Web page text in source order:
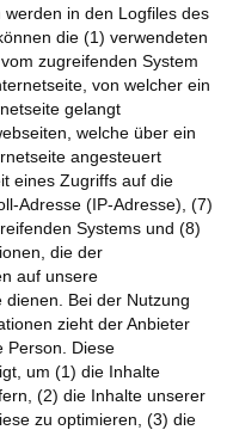
in den Logfiles des
die (1) verwendeten
zugreifenden System
von welcher ein
gelangt
welche über ein
angesteuert
eines Zugriffs auf die
Adresse (IP-Adresse), (7)
Systems und (8)
die der
auf unsere
Bei der Nutzung
zieht der Anbieter
Person. Diese
um (1) die Inhalte
(2) die Inhalte unserer
zu optimieren, (3) die